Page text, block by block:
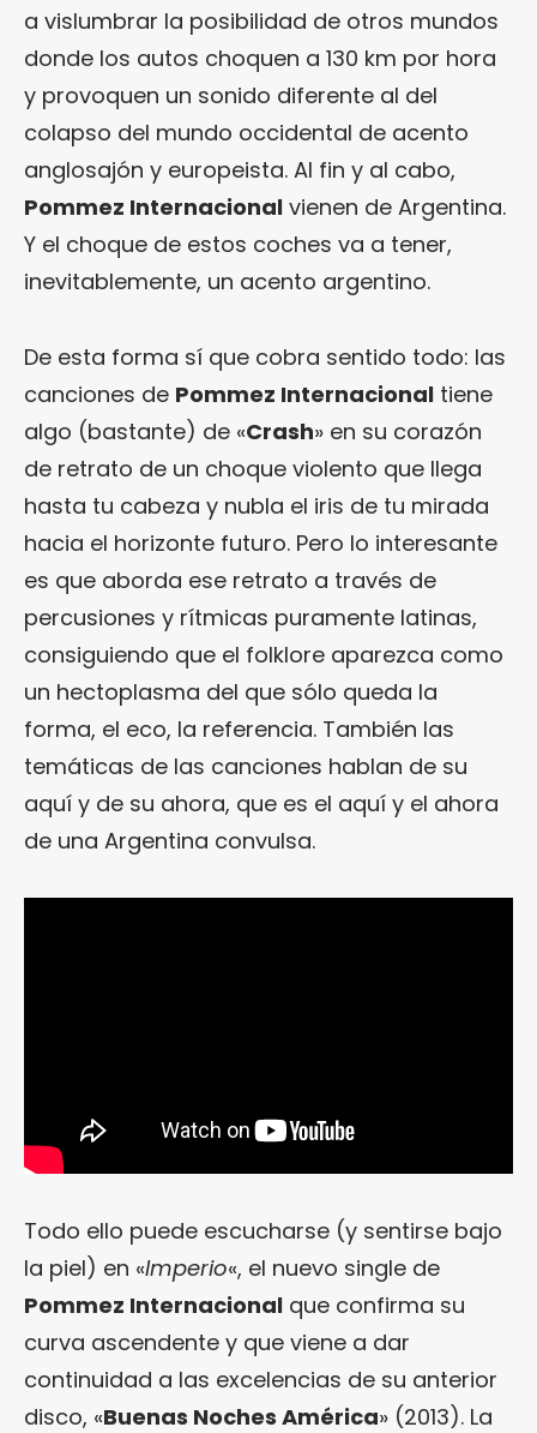
a vislumbrar la posibilidad de otros mundos
donde los autos choquen a 130 km por hora
y provoquen un sonido diferente al del
colapso del mundo occidental de acento
anglosajón y europeista. Al fin y al cabo,
Pommez Internacional vienen de Argentina.
Y el choque de estos coches va a tener,
inevitablemente, un acento argentino.
De esta forma sí que cobra sentido todo: las
canciones de Pommez Internacional tiene
algo (bastante) de «Crash» en su corazón
de retrato de un choque violento que llega
hasta tu cabeza y nubla el iris de tu mirada
hacia el horizonte futuro. Pero lo interesante
es que aborda ese retrato a través de
percusiones y rítmicas puramente latinas,
consiguiendo que el folklore aparezca como
un hectoplasma del que sólo queda la
forma, el eco, la referencia. También las
temáticas de las canciones hablan de su
aquí y de su ahora, que es el aquí y el ahora
de una Argentina convulsa.
Todo ello puede escucharse (y sentirse bajo
la piel) en «Imperio«, el nuevo single de
Pommez Internacional que confirma su
curva ascendente y que viene a dar
continuidad a las excelencias de su anterior
disco, «Buenas Noches América» (2013). La